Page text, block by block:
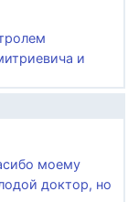
и
моему
доктор, но